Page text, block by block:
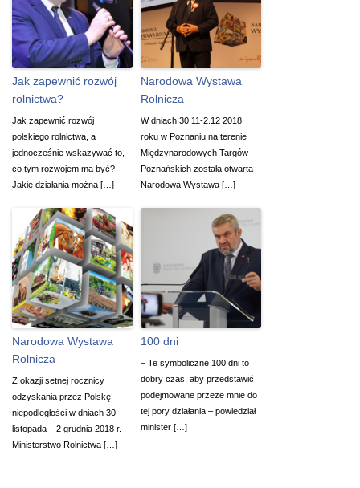
Jak zapewnić rozwój
rolnictwa?
Jak zapewnić rozwój
polskiego rolnictwa, a
jednocześnie wskazywać to,
co tym rozwojem ma być?
Jakie działania można […]
Narodowa Wystawa
Rolnicza
W dniach 30.11-2.12 2018
roku w Poznaniu na terenie
Międzynarodowych Targów
Poznańskich została otwarta
Narodowa Wystawa […]
Narodowa Wystawa
Rolnicza
Z okazji setnej rocznicy
odzyskania przez Polskę
niepodległości w dniach 30
listopada – 2 grudnia 2018 r.
Ministerstwo Rolnictwa […]
100 dni
– Te symboliczne 100 dni to
dobry czas, aby przedstawić
podejmowane przeze mnie do
tej pory działania – powiedział
minister […]